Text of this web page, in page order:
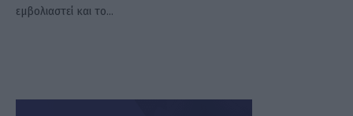
εμβολιαστεί και το…